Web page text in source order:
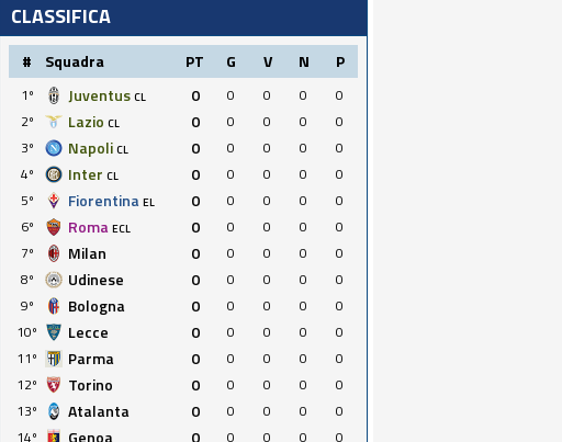
CLASSIFICA
# Squadra PT G V N P
1º Juventus CL 0 0 0 0
0
2º
Lazio CL 0 0 0 0
0
3º
Napoli CL 0 0 0 0
0
4º
Inter CL 0 0 0 0
0
5º
Fiorentina EL 0 0 0 0
0
6º
Roma ECL 0 0 0 0
0
7º
Milan 0 0 0 0
0
8º
Udinese 0 0 0 0
0
9º
Bologna 0 0 0 0
0
10º
Lecce 0 0 0 0
0
11º
Parma 0 0 0 0
0
12º
Torino 0 0 0 0
0
13º
Atalanta 0 0 0 0
0
14º
Genoa 0 0 0 0 0